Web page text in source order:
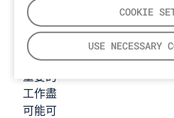
COOKIE
USE NECESSARY
氣體分
析儀讓
煙道測
試人員
重要的
工作盡
可能可